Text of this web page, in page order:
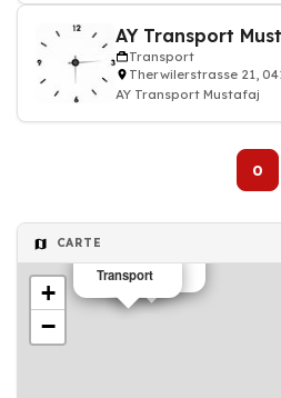
AY Transport
Transport
Therwilerstrasse 21,
AY Transport Mustafaj
0
CARTE
Transport
Transport
+
−